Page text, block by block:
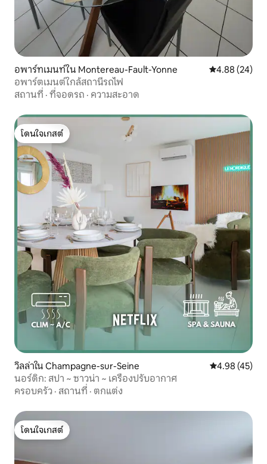
อพาร์ทเมนท์ใน Montereau-Fault-Yonne คะแนนเฉลี่ย
4.88 (24)
อพาร์ตเมนต์ใกล้สถานีรถไฟ
สถานที่ · ที่จอดรถ · ความสะอาด
โดนใจเกสต์
โดนใจเกสต์
วิลล่าใน Champagne-sur-Seine คะแนนเฉลี่ย
4.98 (45)
นอร์ดิก: สปา ~ ซาวน่า ~ เครื่องปรับอากาศ
ครอบครัว · สถานที่ · ตกแต่ง
โดนใจเกสต์
โดนใจเกสต์